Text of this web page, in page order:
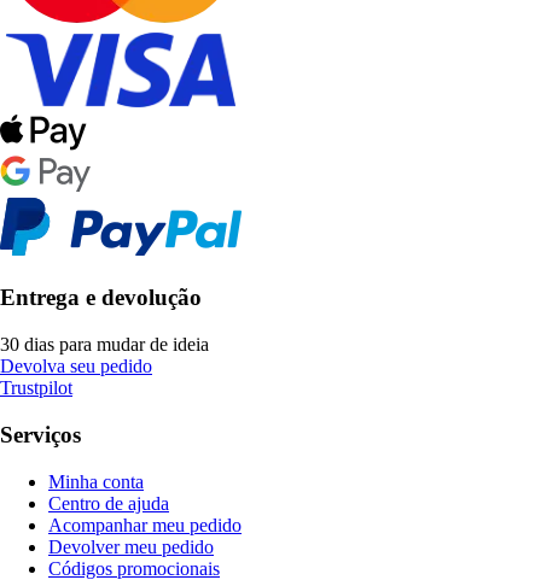
Entrega e devolução
30 dias para mudar de ideia
Devolva seu pedido
Trustpilot
Serviços
Minha conta
Centro de ajuda
Acompanhar meu pedido
Devolver meu pedido
Códigos promocionais